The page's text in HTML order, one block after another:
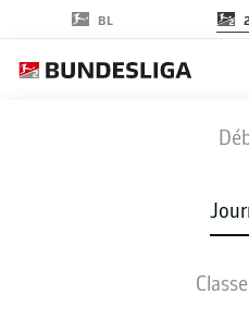
BL
BOC -
COMPOSITIONS